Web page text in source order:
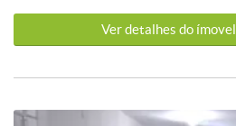
Ver detalhes do ímovel